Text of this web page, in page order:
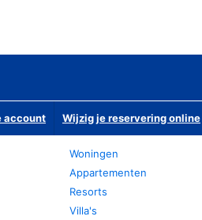
account Wijzig je reservering online
Woningen
Appartementen
Resorts
Villa's